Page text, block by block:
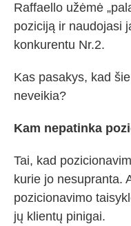
Raffaello užėmė
poziciją ir naudojasi
konkurentu Nr.2.
Kas pasakys, kad
neveikia?
Kam nepatinka
Tai, kad
kurie jo nesupranta.
pozicionavimo
jų klientų pinigai.